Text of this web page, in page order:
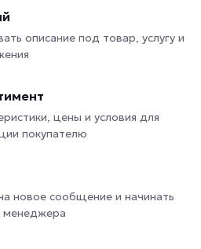
описание под товар, услугу и
цены и условия для
покупателю
новое сообщение и начинать
менеджера